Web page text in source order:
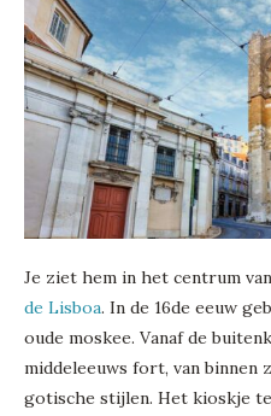
Je ziet hem in het centrum
de Lisboa. In de 16de eeuw
oude moskee. Vanaf de
middeleeuws fort, van binnen
gotische stijlen. Het kioskje